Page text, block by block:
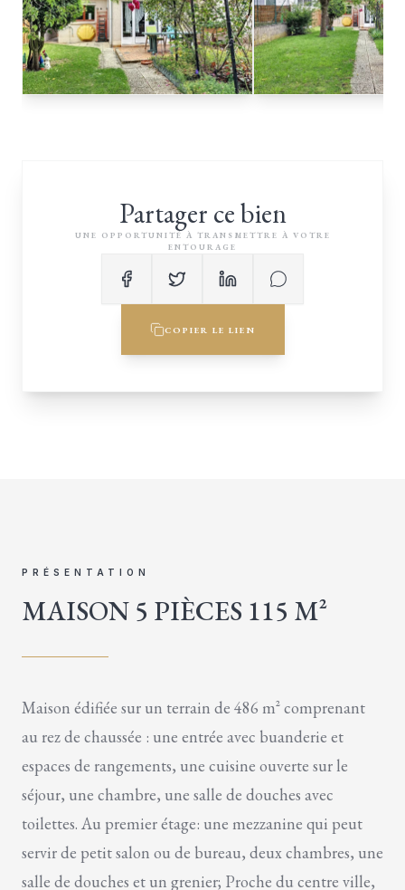
Partager ce bien
UNE OPPORTUNITÉ À TRANSMETTRE À VOTRE
ENTOURAGE
COPIER LE LIEN
PRÉSENTATION
MAISON 5 PIÈCES 115 M²
Maison édifiée sur un terrain de 486 m² comprenant
au rez de chaussée : une entrée avec buanderie et
espaces de rangements, une cuisine ouverte sur le
séjour, une chambre, une salle de douches avec
toilettes. Au premier étage: une mezzanine qui peut
servir de petit salon ou de bureau, deux chambres, une
salle de douches et un grenier; Proche du centre ville,